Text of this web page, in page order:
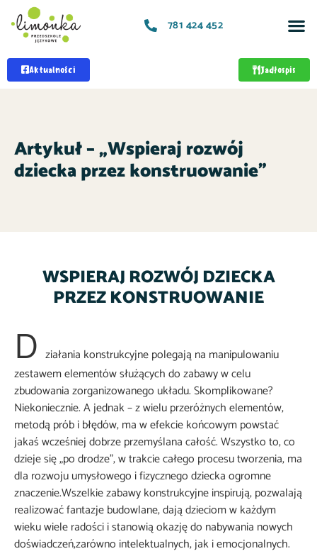
781 424 452
Aktualności Jadłospis
Artykuł – „Wspieraj rozwój
dziecka przez konstruowanie​”
WSPIERAJ ROZWÓJ DZIECKA
PRZEZ KONSTRUOWANIE
D ziałania konstrukcyjne polegają na manipulowaniu
zestawem elementów służących do zabawy w celu
zbudowania zorganizowanego układu. Skomplikowane?
Niekoniecznie. A jednak – z wielu przeróżnych elementów,
metodą prób i błędów, ma w efekcie końcowym powstać
jakaś wcześniej dobrze przemyślana całość. Wszystko to, co
dzieje się „po drodze”, w trakcie całego procesu tworzenia, ma
dla rozwoju umysłowego i fizycznego dziecka ogromne
znaczenie.Wszelkie zabawy konstrukcyjne inspirują, pozwalają
realizować fantazje budowlane, dają dzieciom w każdym
wieku wiele radości i stanowią okazję do nabywania nowych
doświadczeń,zarówno intelektualnych, jak i emocjonalnych.